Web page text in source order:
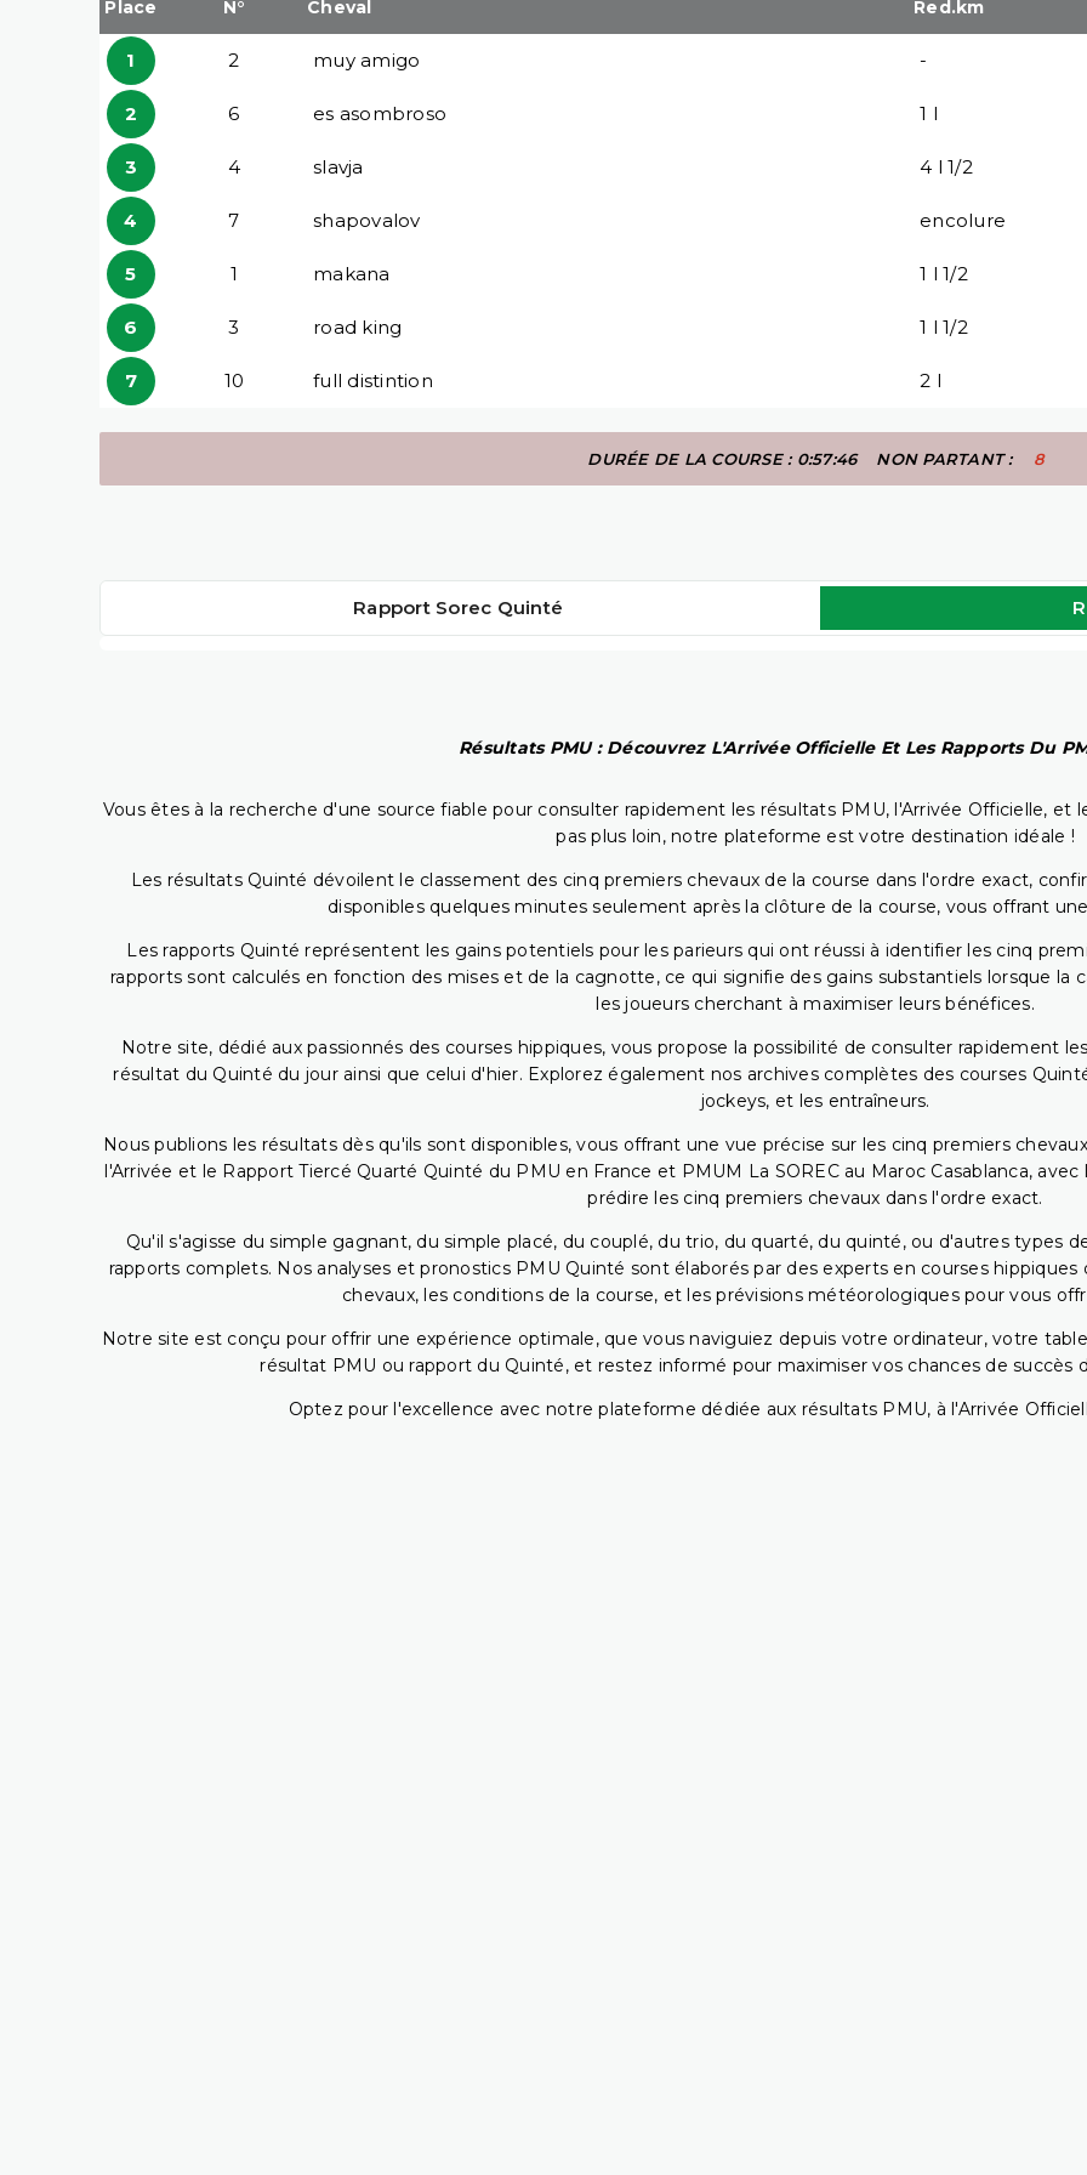
Place N° Cheval Red.km
1 2 muy amigo -
2 6 es asombroso 1 l
3 4 slavja 4 l 1/2
4 7 shapovalov encolure
5 1 makana 1 l 1/2
6 3 road king 1 l 1/2
7 10 full distintion 2 l
DURÉE DE LA COURSE : 0:57:46 NON PARTANT : 8
Rapport Sorec Quinté
Résultats PMU : Découvrez L'Arrivée Officielle Et Les Rapports Du
Vous êtes à la recherche d'une source fiable pour consulter rapidement les résultats PMU, l'Arrivée Officielle, et
pas plus loin, notre plateforme est votre destination idéale !
Les résultats Quinté dévoilent le classement des cinq premiers chevaux de la course dans l'ordre exact,
disponibles quelques minutes seulement après la clôture de la course, vous offrant
Les rapports Quinté représentent les gains potentiels pour les parieurs qui ont réussi à identifier les cinq
rapports sont calculés en fonction des mises et de la cagnotte, ce qui signifie des gains substantiels lorsque
les joueurs cherchant à maximiser leurs bénéfices.
Notre site, dédié aux passionnés des courses hippiques, vous propose la possibilité de consulter rapidement
résultat du Quinté du jour ainsi que celui d'hier. Explorez également nos archives complètes des courses
jockeys, et les entraîneurs.
Nous publions les résultats dès qu'ils sont disponibles, vous offrant une vue précise sur les cinq premiers
l'Arrivée et le Rapport Tiercé Quarté Quinté du PMU en France et PMUM La SOREC au Maroc Casablanca,
prédire les cinq premiers chevaux dans l'ordre exact.
Qu'il s'agisse du simple gagnant, du simple placé, du couplé, du trio, du quarté, du quinté, ou d'autres types
rapports complets. Nos analyses et pronostics PMU Quinté sont élaborés par des experts en courses
chevaux, les conditions de la course, et les prévisions météorologiques pour vous
Notre site est conçu pour offrir une expérience optimale, que vous naviguiez depuis votre ordinateur, votre
résultat PMU ou rapport du Quinté, et restez informé pour maximiser vos chances de succès
Optez pour l'excellence avec notre plateforme dédiée aux résultats PMU, à l'Arrivée